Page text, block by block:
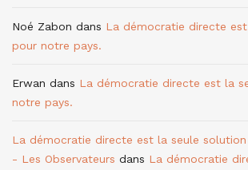
Noé Zabon dans La démocratie directe
pour notre pays.
Erwan dans La démocratie directe est la
notre pays.
La démocratie directe est la seule
- Les Observateurs dans La démocratie